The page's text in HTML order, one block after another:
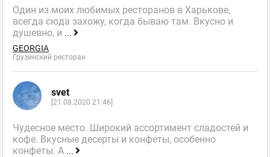
Один из моих любимых ресторанов в Харькове,
всегда сюда захожу, когда бываю там. Вкусно и
душевно, и ...
GEORGIA
Грузинский ресторан
svet
[21.08.2020 21:46]
Чудесное место. Широкий ассортимент сладостей и
кофе. Вкусные десерты и конфеты, особенно
конфеты. А ...